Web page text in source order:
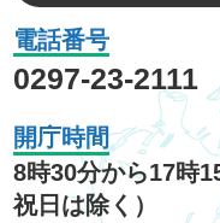
電話番号
0297-23-2111
開庁時間
8時30分から17時
祝日は除く）